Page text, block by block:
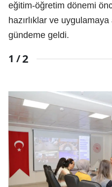
eğitim-öğretim dönemi
hazırlıklar ve
gündeme geldi.
1 /2